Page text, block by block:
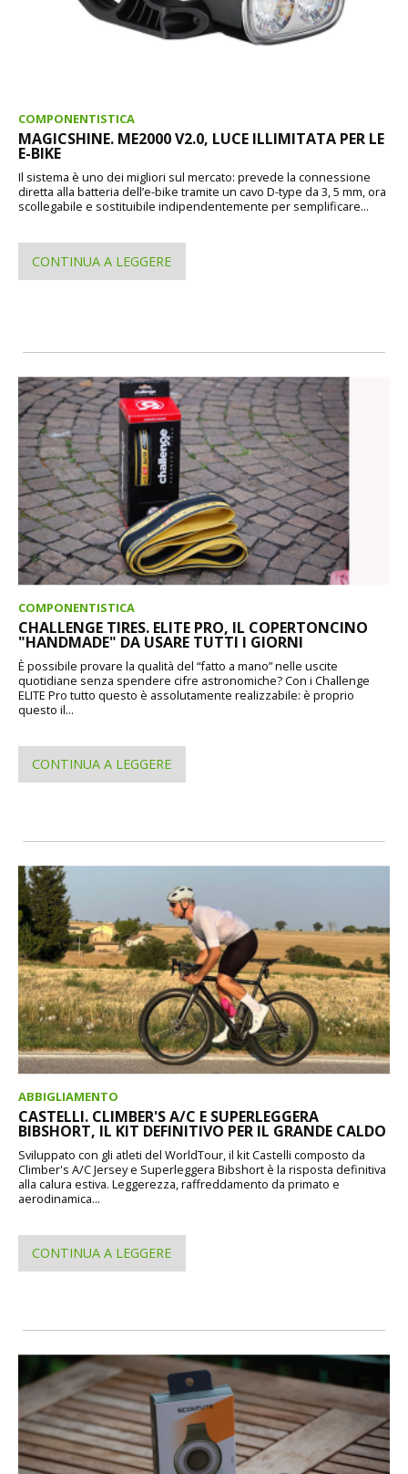
COMPONENTISTICA
MAGICSHINE. ME2000 V2.0, LUCE ILLIMITATA PER LE
E-BIKE
Il sistema è uno dei migliori sul mercato: prevede la connessione
diretta alla batteria dell’e-bike tramite un cavo D-type da 3, 5 mm, ora
scollegabile e sostituibile indipendentemente per semplificare...
CONTINUA A LEGGERE
COMPONENTISTICA
CHALLENGE TIRES. ELITE PRO, IL COPERTONCINO
"HANDMADE" DA USARE TUTTI I GIORNI
È possibile provare la qualità del “fatto a mano” nelle uscite
quotidiane senza spendere cifre astronomiche? Con i Challenge
ELITE Pro tutto questo è assolutamente realizzabile: è proprio
questo il...
CONTINUA A LEGGERE
ABBIGLIAMENTO
CASTELLI. CLIMBER'S A/C E SUPERLEGGERA
BIBSHORT, IL KIT DEFINITIVO PER IL GRANDE CALDO
Sviluppato con gli atleti del WorldTour, il kit Castelli composto da
Climber's A/C Jersey e Superleggera Bibshort è la risposta definitiva
alla calura estiva. Leggerezza, raffreddamento da primato e
aerodinamica...
CONTINUA A LEGGERE